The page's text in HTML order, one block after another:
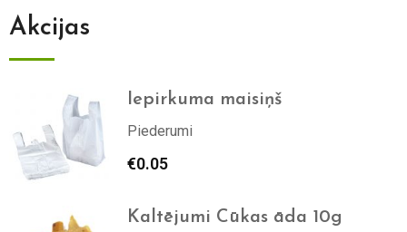
Akcijas
Iepirkuma maisiņš
Piederumi
€0.05
Kaltējumi Cūkas āda 10g